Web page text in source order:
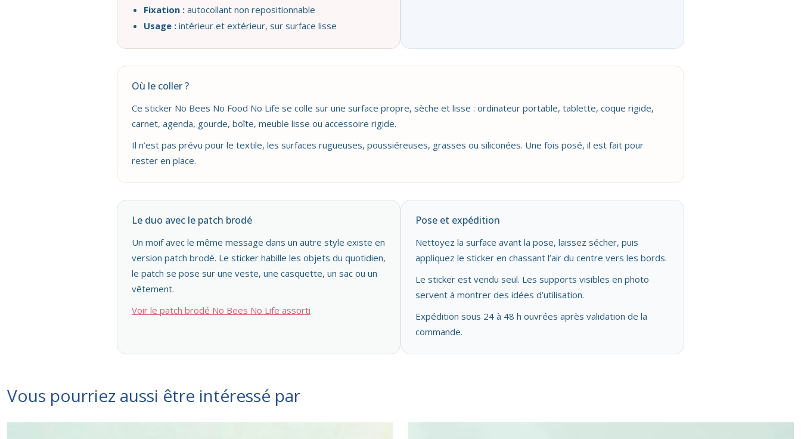
Fixation : autocollant non repositionnable
Usage : intérieur et extérieur, sur surface lisse
Où le coller ?
Ce sticker No Bees No Food No Life se colle sur une surface propre, sèche et lisse : ordinateur portable, tablette, coque rigide,
carnet, agenda, gourde, boîte, meuble lisse ou accessoire rigide.
Il n’est pas prévu pour le textile, les surfaces rugueuses, poussiéreuses, grasses ou siliconées. Une fois posé, il est fait pour
rester en place.
Le duo avec le patch brodé
Un moif avec le même message dans un autre style existe en
version patch brodé. Le sticker habille les objets du quotidien,
le patch se pose sur une veste, une casquette, un sac ou un
vêtement.
Voir le patch brodé No Bees No Life assorti
Pose et expédition
Nettoyez la surface avant la pose, laissez sécher, puis
appliquez le sticker en chassant l’air du centre vers les bords.
Le sticker est vendu seul. Les supports visibles en photo
servent à montrer des idées d’utilisation.
Expédition sous 24 à 48 h ouvrées après validation de la
commande.
Vous pourriez aussi être intéressé par